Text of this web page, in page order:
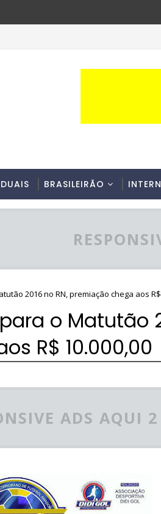
BRASILEIRÃO
2016 no RN, premiação chega aos R$
o Matutão
R$ 10.000,00
ADS AQUI 2